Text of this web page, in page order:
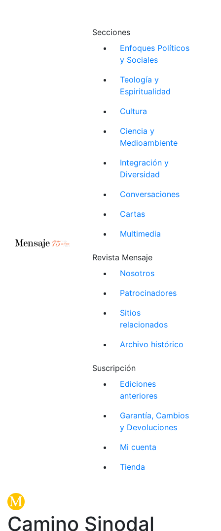
Secciones
Enfoques Políticos
y Sociales
Teología y
Espiritualidad
Cultura
Ciencia y
Medioambiente
Integración y
Diversidad
Conversaciones
Cartas
Multimedia
Revista Mensaje
Nosotros
Patrocinadores
Sitios
relacionados
Archivo histórico
Suscripción
Ediciones
anteriores
Garantía, Cambios
y Devoluciones
Mi cuenta
Tienda
Camino Sinodal